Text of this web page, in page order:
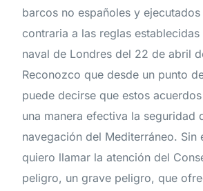
barcos no españoles y
contraria a las reglas establecidas
naval de Londres del 22 de abril
Reconozco que desde un punto
puede decirse que estos
una manera efectiva la seguridad
navegación del Mediterráneo. Sin
quiero llamar la atención del
peligro, un grave peligro, que